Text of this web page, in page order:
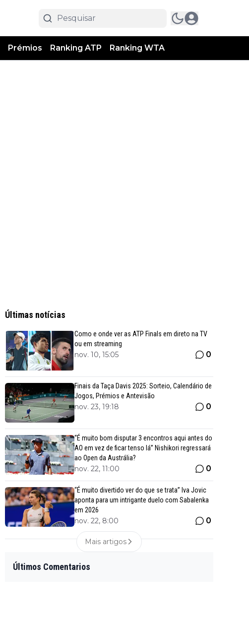
Prémios Ranking ATP Ranking WTA
Últimas notícias
Como e onde ver as ATP Finals em direto na TV
ou em streaming
nov. 10, 15:05 0
Finais da Taça Davis 2025: Sorteio, Calendário de
Jogos, Prémios e Antevisão
nov. 23, 19:18 0
“É muito bom disputar 3 encontros aqui antes do
AO em vez de ficar tenso lá” Nishikori regressará
ao Open da Austrália?
nov. 22, 11:00 0
“É muito divertido ver do que se trata” Iva Jovic
aponta para um intrigante duelo com Sabalenka
em 2026
nov. 22, 8:00 0
Mais artigos
Últimos Comentarios